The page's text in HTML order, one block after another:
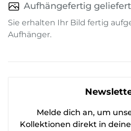
Aufhängefertig geliefert
Sie erhalten Ihr Bild fertig
Aufhänger.
Melde dich an, um
Kollektionen direkt in